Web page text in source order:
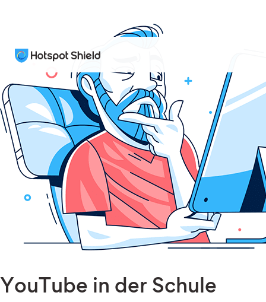
YouTube in der Schule